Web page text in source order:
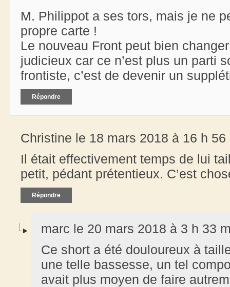
M. Philippot a ses tors, mais je ne
propre carte !
Le nouveau Front peut bien
judicieux car ce n’est plus un parti
frontiste, c’est de devenir un
Répondre
Christine le 18 mars 2018 à 16 h 56
Il était effectivement temps de lui
petit, pédant prétentieux. C’est
Répondre
marc le 20 mars 2018 à 3 h 33
Ce short a été douloureux à
une telle bassesse, un tel
avait plus moyen de faire